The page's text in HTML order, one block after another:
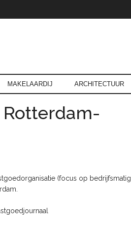
MAKELAARDIJ ARCHITECTUUR
Rotterdam-
(focus op bedrijfsmatig